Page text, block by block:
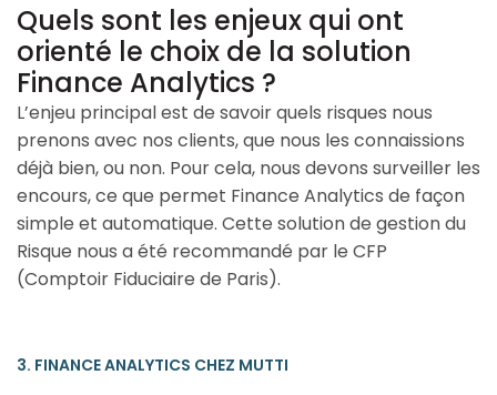
Quels sont les enjeux qui ont
orienté le choix de la solution
Finance Analytics ?
L’enjeu principal est de savoir quels risques nous
prenons avec nos clients, que nous les connaissions
déjà bien, ou non. Pour cela, nous devons surveiller les
encours, ce que permet Finance Analytics de façon
simple et automatique. Cette solution de gestion du
Risque nous a été recommandé par le CFP
(Comptoir Fiduciaire de Paris).
3. FINANCE ANALYTICS CHEZ MUTTI